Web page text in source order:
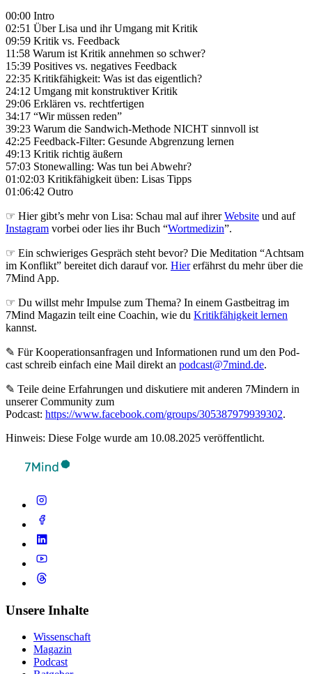
00:00 Intro
02:51 Über Lisa und ihr Umgang mit Kritik
09:59 Kritik vs. Feedback
11:58 Warum ist Kritik annehmen so schwer?
15:39 Positives vs. negatives Feedback
22:35 Kritikfähigkeit: Was ist das eigentlich?
24:12 Umgang mit konstruktiver Kritik
29:06 Erklären vs. rechtfertigen
34:17 “Wir müssen reden”
39:23 Warum die Sandwich-Methode NICHT sinnvoll ist
42:25 Feedback-Filter: Gesunde Abgrenzung lernen
49:13 Kritik richtig äußern
57:03 Stonewalling: Was tun bei Abwehr?
01:02:03 Kritikfähigkeit üben: Lisas Tipps
01:06:42 Outro
☞ Hier gibt’s mehr von Lisa: Schau mal auf ihrerWebsite und auf
Instagram vorbei oder lies ihr Buch “Wortmedizin”.
☞ Ein schwieriges Gespräch steht bevor? Die Meditation “Achtsam
im Konflikt” bereitet dich darauf vor. Hiererfährst du mehr über die
7Mind App.
☞ Du willst mehr Impulse zum Thema? In einem Gastbeitrag im
7Mind Magazin teilt eine Coachin, wie du Kritikfähigkeit lernen
kannst.
✎ Für Koope­ra­ti­ons­an­fra­gen und Infor­ma­tio­nen rund um den Pod­
cast schreib ein­fach eine Mail direkt an podcast@7mind.de.
✎ Teile deine Erfahrungen und diskutiere mit anderen 7Mindern in
unserer Community zum
Podcast: https://www.facebook.com/groups/305387979939302.
Hinweis: Diese Folge wurde am 10.08.2025 veröffentlicht.
Unsere Inhalte
Wissenschaft
Magazin
Podcast